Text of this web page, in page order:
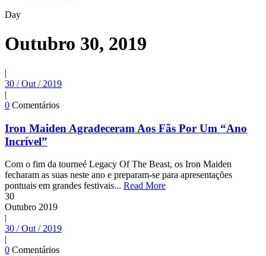
Day
Outubro 30, 2019
|
30 / Out / 2019
|
0 Comentários
Iron Maiden Agradeceram Aos Fãs Por Um “Ano
Incrível”
Com o fim da tourneé Legacy Of The Beast, os Iron Maiden
fecharam as suas neste ano e preparam-se para apresentações
pontuais em grandes festivais... Read More
30
Outubro 2019
|
30 / Out / 2019
|
0 Comentários